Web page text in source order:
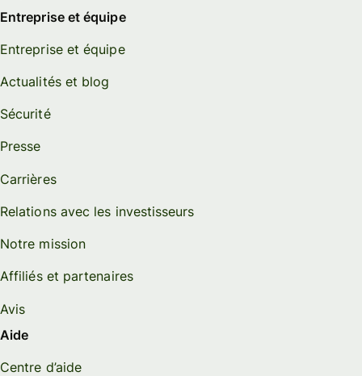
Entreprise et équipe
Entreprise et équipe
Actualités et blog
Sécurité
Presse
Carrières
Relations avec les investisseurs
Notre mission
Affiliés et partenaires
Avis
Aide
Centre d’aide